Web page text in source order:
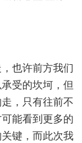
也许前方我们
受的坎坷，但
，只有往前不
能看到更多的
键，而此次我